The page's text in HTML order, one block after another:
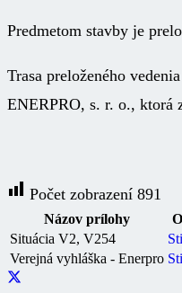
Predmetom stavby je
Trasa preloženého
ENERPRO, s. r. o., ktorá
Počet zobrazení 891
Názov prílohy
Situácia V2, V254
Verejná vyhláška - Enerpro